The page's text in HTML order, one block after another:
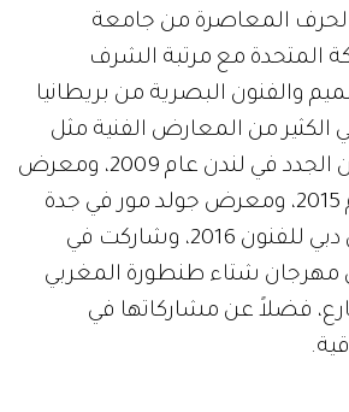
المعاصرة من جامعة
المتحدة مع مرتبة الشرف
والفنون البصرية من بريطانيا
من المعارض الفنية مثل
معرض المصممين الجدد في لندن عام 2009، ومعرض
تسامي في جدة عام 2015، ومعرض جولد مور في جدة
عام 2016، ومعرض دبي للفنون 2016، وشاركت في
مهرجان شتاء طنطورة المغربي
فضلاً عن مشاركاتها في